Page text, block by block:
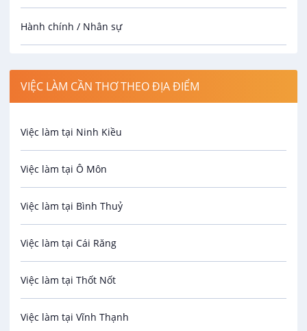
Nhân Viên Bán Hàng
Hoàng Táo Store
7 - 15 triệu
30/08/2026
Hành chính / Nhân sự
Spa
Bảo Vệ
An toàn lao động
Bảo hiểm
Biên phiên dịch
Bưu chính viễn thông
Cơ khí
VIỆC LÀM CẦN THƠ THEO ĐỊA ĐIỂM
Việc làm tại Ninh Kiều
Việc làm tại Ô Môn
Việc làm tại Bình Thuỷ
Việc làm tại Cái Răng
Việc làm tại Thốt Nốt
Việc làm tại Vĩnh Thạnh